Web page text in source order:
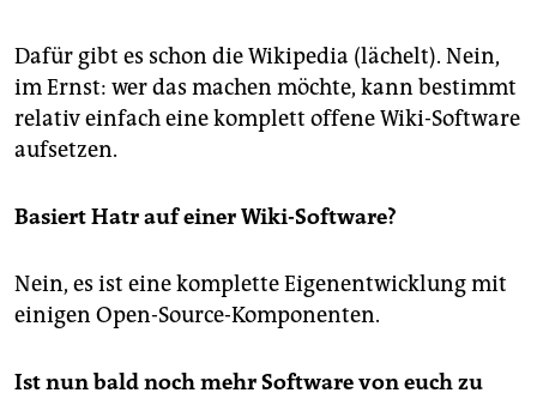
Dafür gibt es schon die Wikipedia (lächelt). Nein,
im Ernst: wer das machen möchte, kann bestimmt
relativ einfach eine komplett offene Wiki-Software
aufsetzen.
Basiert Hatr auf einer Wiki-Software?
Nein, es ist eine komplette Eigenentwicklung mit
einigen Open-Source-Komponenten.
Ist nun bald noch mehr Software von euch zu